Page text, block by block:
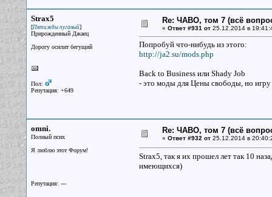
Strax5
[Пятижды пуганый]
Прирожденный Джаец
Дорогу осилит бегущий
Пол:
Репутация: +649
Re: ЧАВО, том 7 (всё
« Ответ #931 от25.12.2014 в
Попробуй что-нибудь из этого:
http://ja2.su/mods.php
Back to Business или Shady Job
- это моды для Цены свободы, но игру
omni.
Полный псих
Я люблю этот Форум!
Репутация: ---
Re: ЧАВО, том 7 (всё
« Ответ #932 от25.12.2014 в
Strax5, так я их прошел лет так 10
имеющихся)